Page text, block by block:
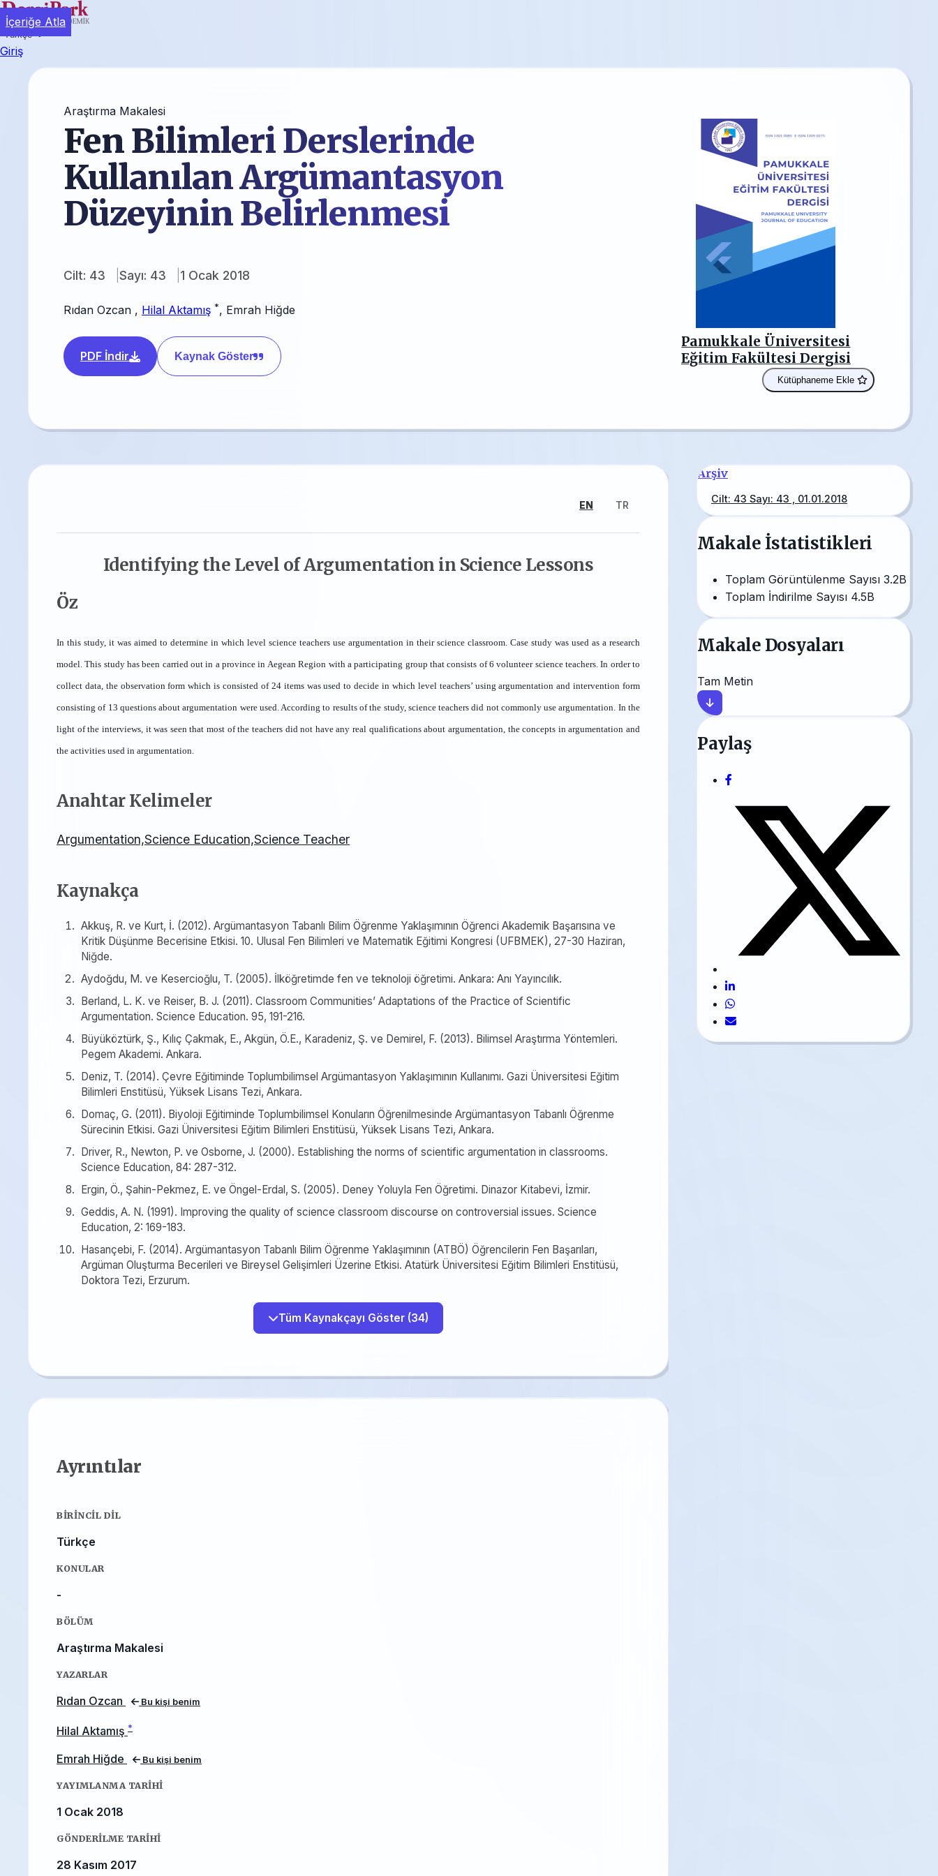
Türkçe
Giriş
Araştırma Makalesi
Fen Bilimleri Derslerinde
Kullanılan Argümantasyon
Düzeyinin Belirlenmesi
Cilt: 43 Sayı: 43 1 Ocak 2018
Rıdan Ozcan , Hilal Aktamış *, Emrah Hiğde
PDF İndir Kaynak Göster
Pamukkale Üniversitesi
Eğitim Fakültesi Dergisi
Kütüphaneme Ekle
İçeriğe Atla
EN TR
Identifying the Level of Argumentation in Science Lessons
Öz
In this study, it was aimed to determine in which level science teachers use argumentation in their science classroom. Case study was used as a research
model. This study has been carried out in a province in Aegean Region with a participating group that consists of 6 volunteer science teachers. In order to
collect data, the observation form which is consisted of 24 items was used to decide in which level teachers’ using argumentation and intervention form
consisting of 13 questions about argumentation were used. According to results of the study, science teachers did not commonly use argumentation. In the
light of the interviews, it was seen that most of the teachers did not have any real qualifications about argumentation, the concepts in argumentation and
the activities used in argumentation.
Anahtar Kelimeler
Argumentation,Science Education,Science Teacher
Kaynakça
Akkuş, R. ve Kurt, İ. (2012). Argümantasyon Tabanlı Bilim Öğrenme Yaklaşımının Öğrenci Akademik Başarısına ve
Kritik Düşünme Becerisine Etkisi. 10. Ulusal Fen Bilimleri ve Matematik Eğitimi Kongresi (UFBMEK), 27-30 Haziran,
Niğde.
Aydoğdu, M. ve Kesercioğlu, T. (2005). İlköğretimde fen ve teknoloji öğretimi. Ankara: Anı Yayıncılık.
Berland, L. K. ve Reiser, B. J. (2011). Classroom Communities’ Adaptations of the Practice of Scientific
Argumentation. Science Education. 95, 191-216.
Büyüköztürk, Ş., Kılıç Çakmak, E., Akgün, Ö.E., Karadeniz, Ş. ve Demirel, F. (2013). Bilimsel Araştırma Yöntemleri.
Pegem Akademi. Ankara.
Deniz, T. (2014). Çevre Eğitiminde Toplumbilimsel Argümantasyon Yaklaşımının Kullanımı. Gazi Üniversitesi Eğitim
Bilimleri Enstitüsü, Yüksek Lisans Tezi, Ankara.
Domaç, G. (2011). Biyoloji Eğitiminde Toplumbilimsel Konuların Öğrenilmesinde Argümantasyon Tabanlı Öğrenme
Sürecinin Etkisi. Gazi Üniversitesi Eğitim Bilimleri Enstitüsü, Yüksek Lisans Tezi, Ankara.
Driver, R., Newton, P. ve Osborne, J. (2000). Establishing the norms of scientific argumentation in classrooms.
Science Education, 84: 287-312.
Ergin, Ö., Şahin-Pekmez, E. ve Öngel-Erdal, S. (2005). Deney Yoluyla Fen Öğretimi. Dinazor Kitabevi, İzmir.
Geddis, A. N. (1991). Improving the quality of science classroom discourse on controversial issues. Science
Education, 2: 169-183.
Hasançebi, F. (2014). Argümantasyon Tabanlı Bilim Öğrenme Yaklaşımının (ATBÖ) Öğrencilerin Fen Başarıları,
Argüman Oluşturma Becerileri ve Bireysel Gelişimleri Üzerine Etkisi. Atatürk Üniversitesi Eğitim Bilimleri Enstitüsü,
Doktora Tezi, Erzurum.
Tüm Kaynakçayı Göster (34)
Ayrıntılar
BIRINCIL DIL
Türkçe
KONULAR
-
BÖLÜM
Araştırma Makalesi
YAZARLAR
Rıdan Ozcan Bu kişi benim
Hilal Aktamış *
Emrah Hiğde Bu kişi benim
YAYIMLANMA TARIHI
1 Ocak 2018
GÖNDERILME TARIHI
28 Kasım 2017
Arşiv
Cilt: 43 Sayı: 43 , 01.01.2018
Makale İstatistikleri
Toplam Görüntülenme Sayısı 3.2B
Toplam İndirilme Sayısı 4.5B
Makale Dosyaları
Tam Metin
Paylaş